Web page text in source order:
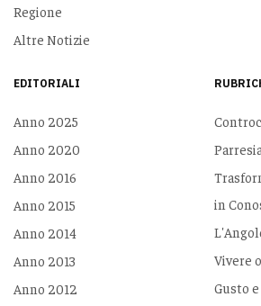
Regione
Altre Notizie
EDITORIALI
Anno 2025
Anno 2020
Anno 2016
Anno 2015
Anno 2014
Anno 2013
Anno 2012
Parresia
in
Vivere
Gusto